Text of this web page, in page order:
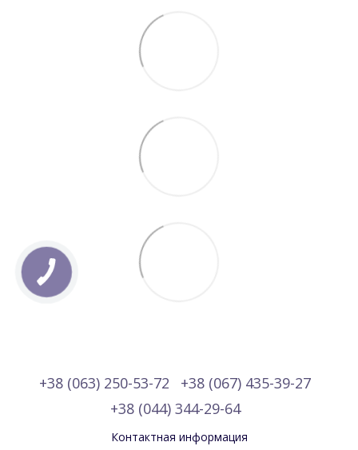
+38 (063) 250-53-72
+38 (067) 435-39-27
+38 (044) 344-29-64
Контактная информация